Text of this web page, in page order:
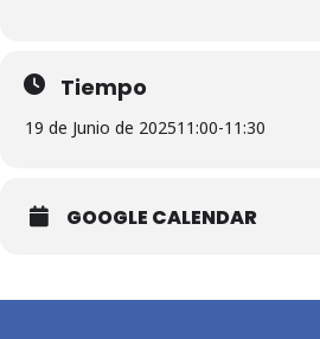
Tiempo
19 de Junio de 202511:00-11:30
GOOGLE CALENDAR